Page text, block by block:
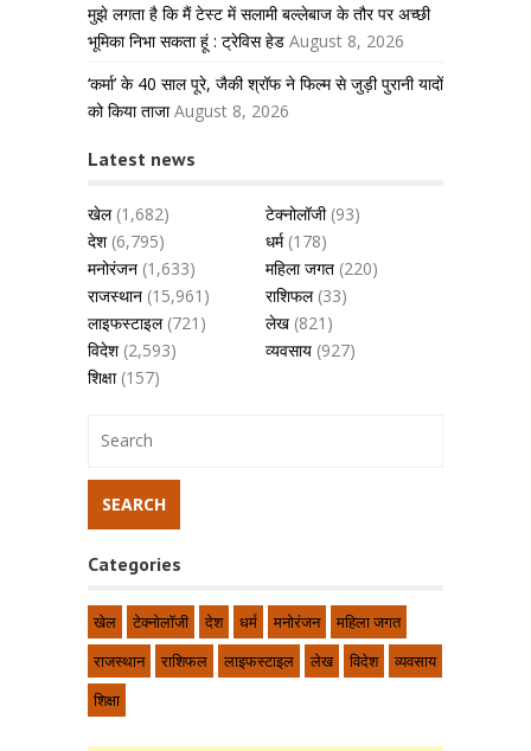
मुझे लगता है कि मैं टेस्ट में सलामी बल्लेबाज के तौर पर अच्छी
भूमिका निभा सकता हूं : ट्रेविस हेड August 8, 2026
‘कर्मा’ के 40 साल पूरे, जैकी श्रॉफ ने फिल्म से जुड़ी पुरानी यादों
को किया ताजा August 8, 2026
Latest news
खेल(1,682) टेक्नोलॉजी(93)
देश(6,795) धर्म(178)
मनोरंजन (1,633) महिला जगत (220)
राजस्थान (15,961) राशिफल(33)
लाइफस्टाइल(721) लेख (821)
विदेश(2,593) व्यवसाय (927)
शिक्षा(157)
Categories
खेल टेक्नोलॉजी देश धर्म मनोरंजन
महिला जगत
राजस्थान
राशिफल लाइफस्टाइल लेख विदेश
व्यवसाय
शिक्षा